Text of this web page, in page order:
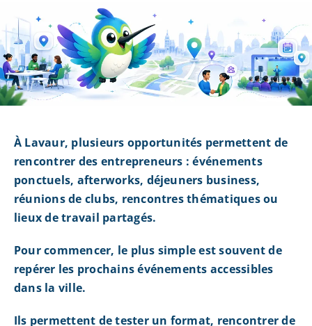
À Lavaur, plusieurs opportunités permettent de
rencontrer des entrepreneurs : événements
ponctuels, afterworks, déjeuners business,
réunions de clubs, rencontres thématiques ou
lieux de travail partagés.
Pour commencer, le plus simple est souvent de
repérer les prochains événements accessibles
dans la ville.
Ils permettent de tester un format, rencontrer de